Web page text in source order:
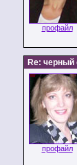
профайл
Re: черный
профайл